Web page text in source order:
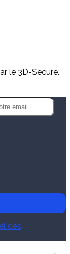
le 3D-Secure.
des